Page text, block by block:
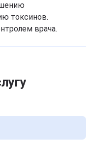
токсинов.
врача.